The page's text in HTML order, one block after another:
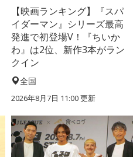
【映画ランキング】『スパ
イダーマン』シリーズ最高
発進で初登場V！『ちいか
わ』は2位、新作3本がラン
クイン
全国
2026年8月7日 11:00更新